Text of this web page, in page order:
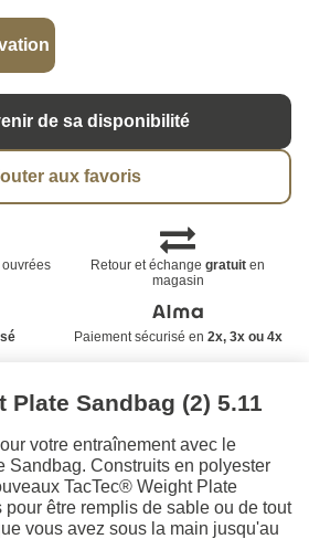
de sa disponibilité
aux favoris
Retour et échangegratuit en
magasin
Paiement sécurisé en 2x, 3x ou 4x
Plate Sandbag (2) 5.11
votre entraînement avec le
Sandbag. Construits en polyester
TacTec® Weight Plate
être remplis de sable ou de tout
vous avez sous la main jusqu'au